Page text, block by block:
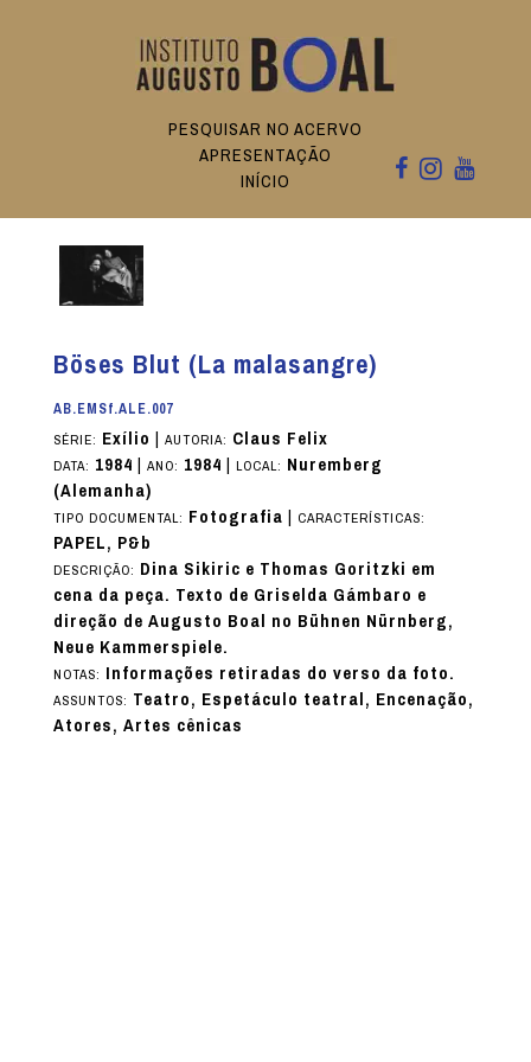
PESQUISAR NO ACERVO
APRESENTAÇÃO
INÍCIO
Böses Blut (La malasangre)
AB.EMSf.ALE.007
SÉRIE: Exílio | AUTORIA: Claus Felix
DATA: 1984| ANO: 1984| LOCAL: Nuremberg
(Alemanha)
TIPO DOCUMENTAL: Fotografia| CARACTERÍSTICAS:
PAPEL, P&b
DESCRIÇÃO: Dina Sikiric e Thomas Goritzki em
cena da peça. Texto de Griselda Gámbaro e
direção de Augusto Boal no Bühnen Nürnberg,
Neue Kammerspiele.
NOTAS: Informações retiradas do verso da foto.
ASSUNTOS: Teatro, Espetáculo teatral, Encenação,
Atores, Artes cênicas